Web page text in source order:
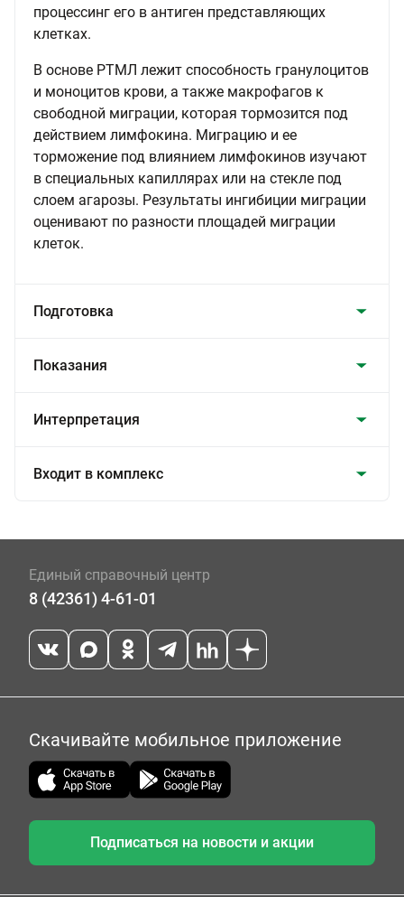
процессинг его в антиген представляющих
клетках.
В основе РТМЛ лежит способность гранулоцитов
и моноцитов крови, а также макрофагов к
свободной миграции, которая тормозится под
действием лимфокина. Миграцию и ее
торможение под влиянием лимфокинов изучают
в специальных капиллярах или на стекле под
слоем агарозы. Результаты ингибиции миграции
оценивают по разности площадей миграции
клеток.
Подготовка
Показания
Интерпретация
Входит в комплекс
Единый справочный центр
8 (42361) 4-61-01
Скачивайте мобильное приложение
Подписаться на новости и акции